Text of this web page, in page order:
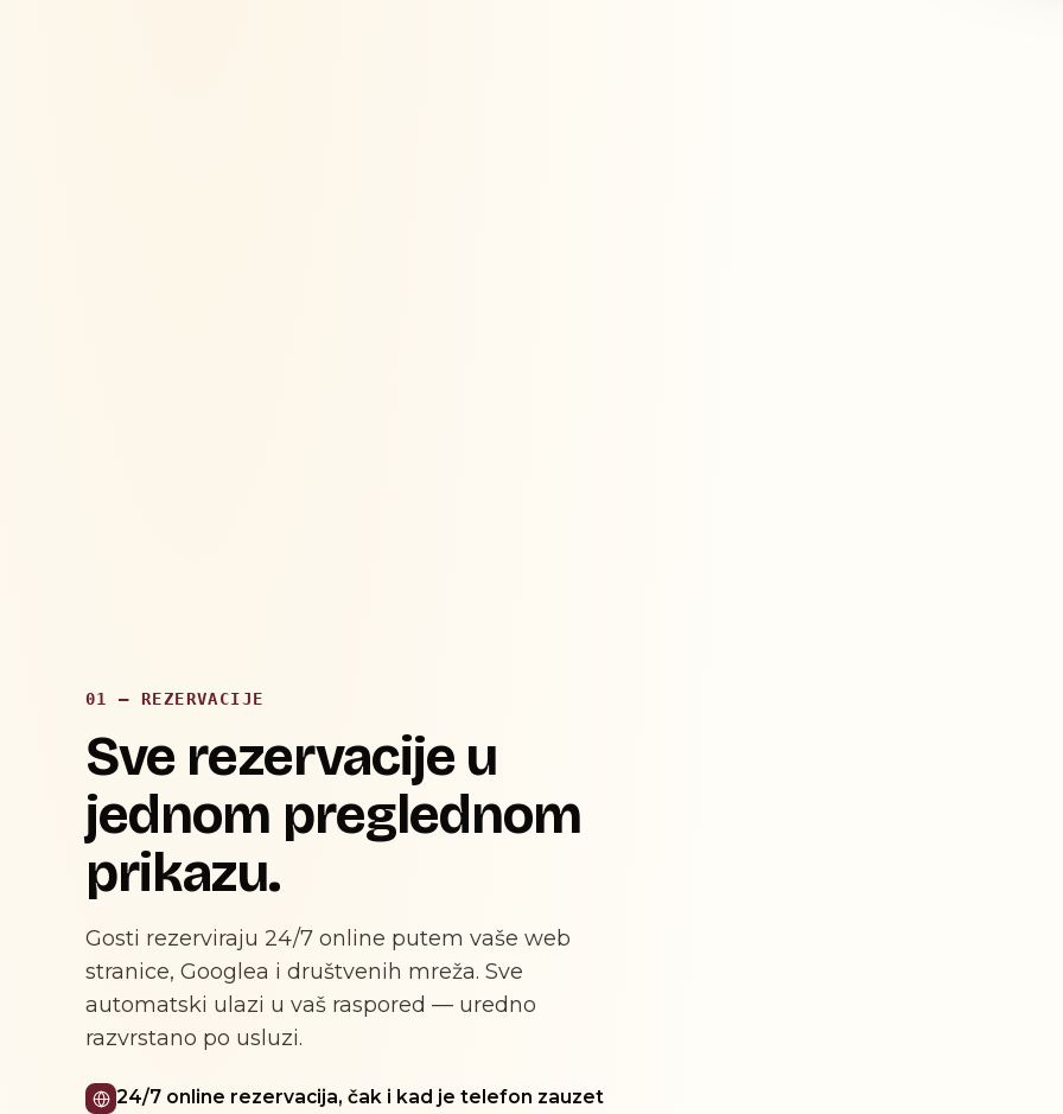
01 — REZERVACIJE
Sve rezervacije u
jednom preglednom
prikazu.
Gosti rezerviraju 24/7 online putem vaše web
stranice, Googlea i društvenih mreža. Sve
automatski ulazi u vaš raspored — uredno
razvrstano po usluzi.
24/7 online rezervacija, čak i kad je telefon zauzet